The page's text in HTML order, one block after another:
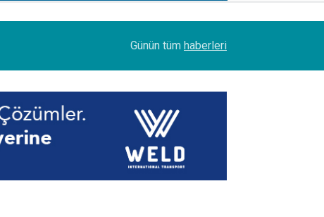
Petrol Ofisi Grubu 18. kez zirvede
Günün tüm haberleri